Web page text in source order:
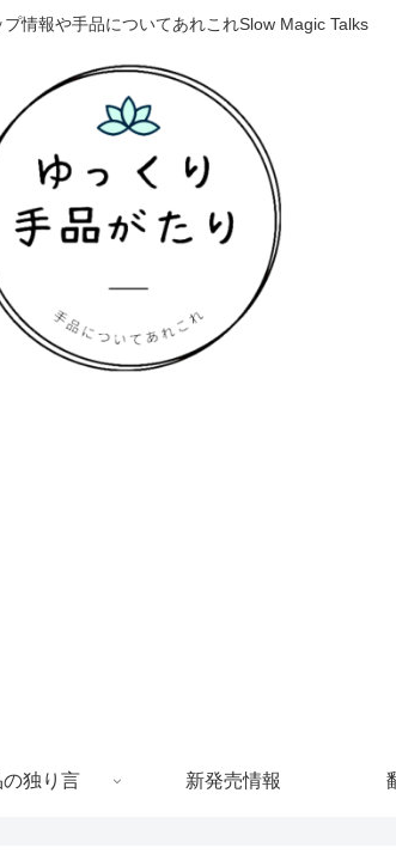
情報や手品についてあれこれSlow Magic Talks
独り言 新発売情報